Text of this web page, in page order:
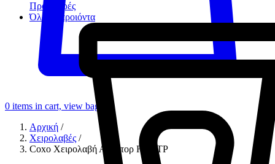
Προσφορές
Όλα τα προιόντα
0 items in cart, view bag
Αρχική /
Χειρολαβές /
Coxo Χειρολαβή Αερότορ H14-TP